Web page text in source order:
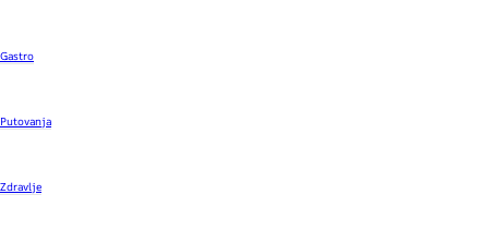
Gastro
Putovanja
Zdravlje